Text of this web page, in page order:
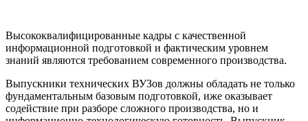
Высококвалифицированные кадры с качественной
информационной подготовкой и фактическим уровнем
знаний являются требованием современного производства.
Выпускники технических ВУЗов должны обладать не только
фундаментальным базовым подготовкой, иже оказывает
содействие при разборе сложного производства, но и